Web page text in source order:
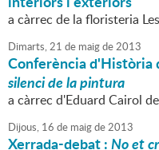
a càrrec de la floristeria
Dimarts,21 de maigde2013
Conferència d'Història
silenci de la pintura
a càrrec d'Eduard Cairol
Dijous, 16 de maigde2013
Xerrada-debat :No et